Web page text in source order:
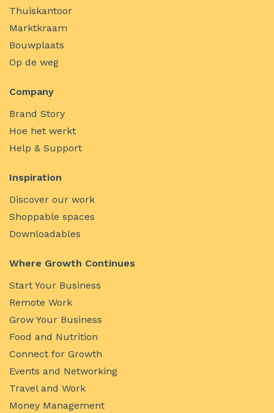
Thuiskantoor
Marktkraam
Bouwplaats
Op de weg
Company
Brand Story
Hoe het werkt
Help & Support
Inspiration
Discover our work
Shoppable spaces
Downloadables
Where Growth Continues
Start Your Business
Remote Work
Grow Your Business
Food and Nutrition
Connect for Growth
Events and Networking
Travel and Work
Money Management